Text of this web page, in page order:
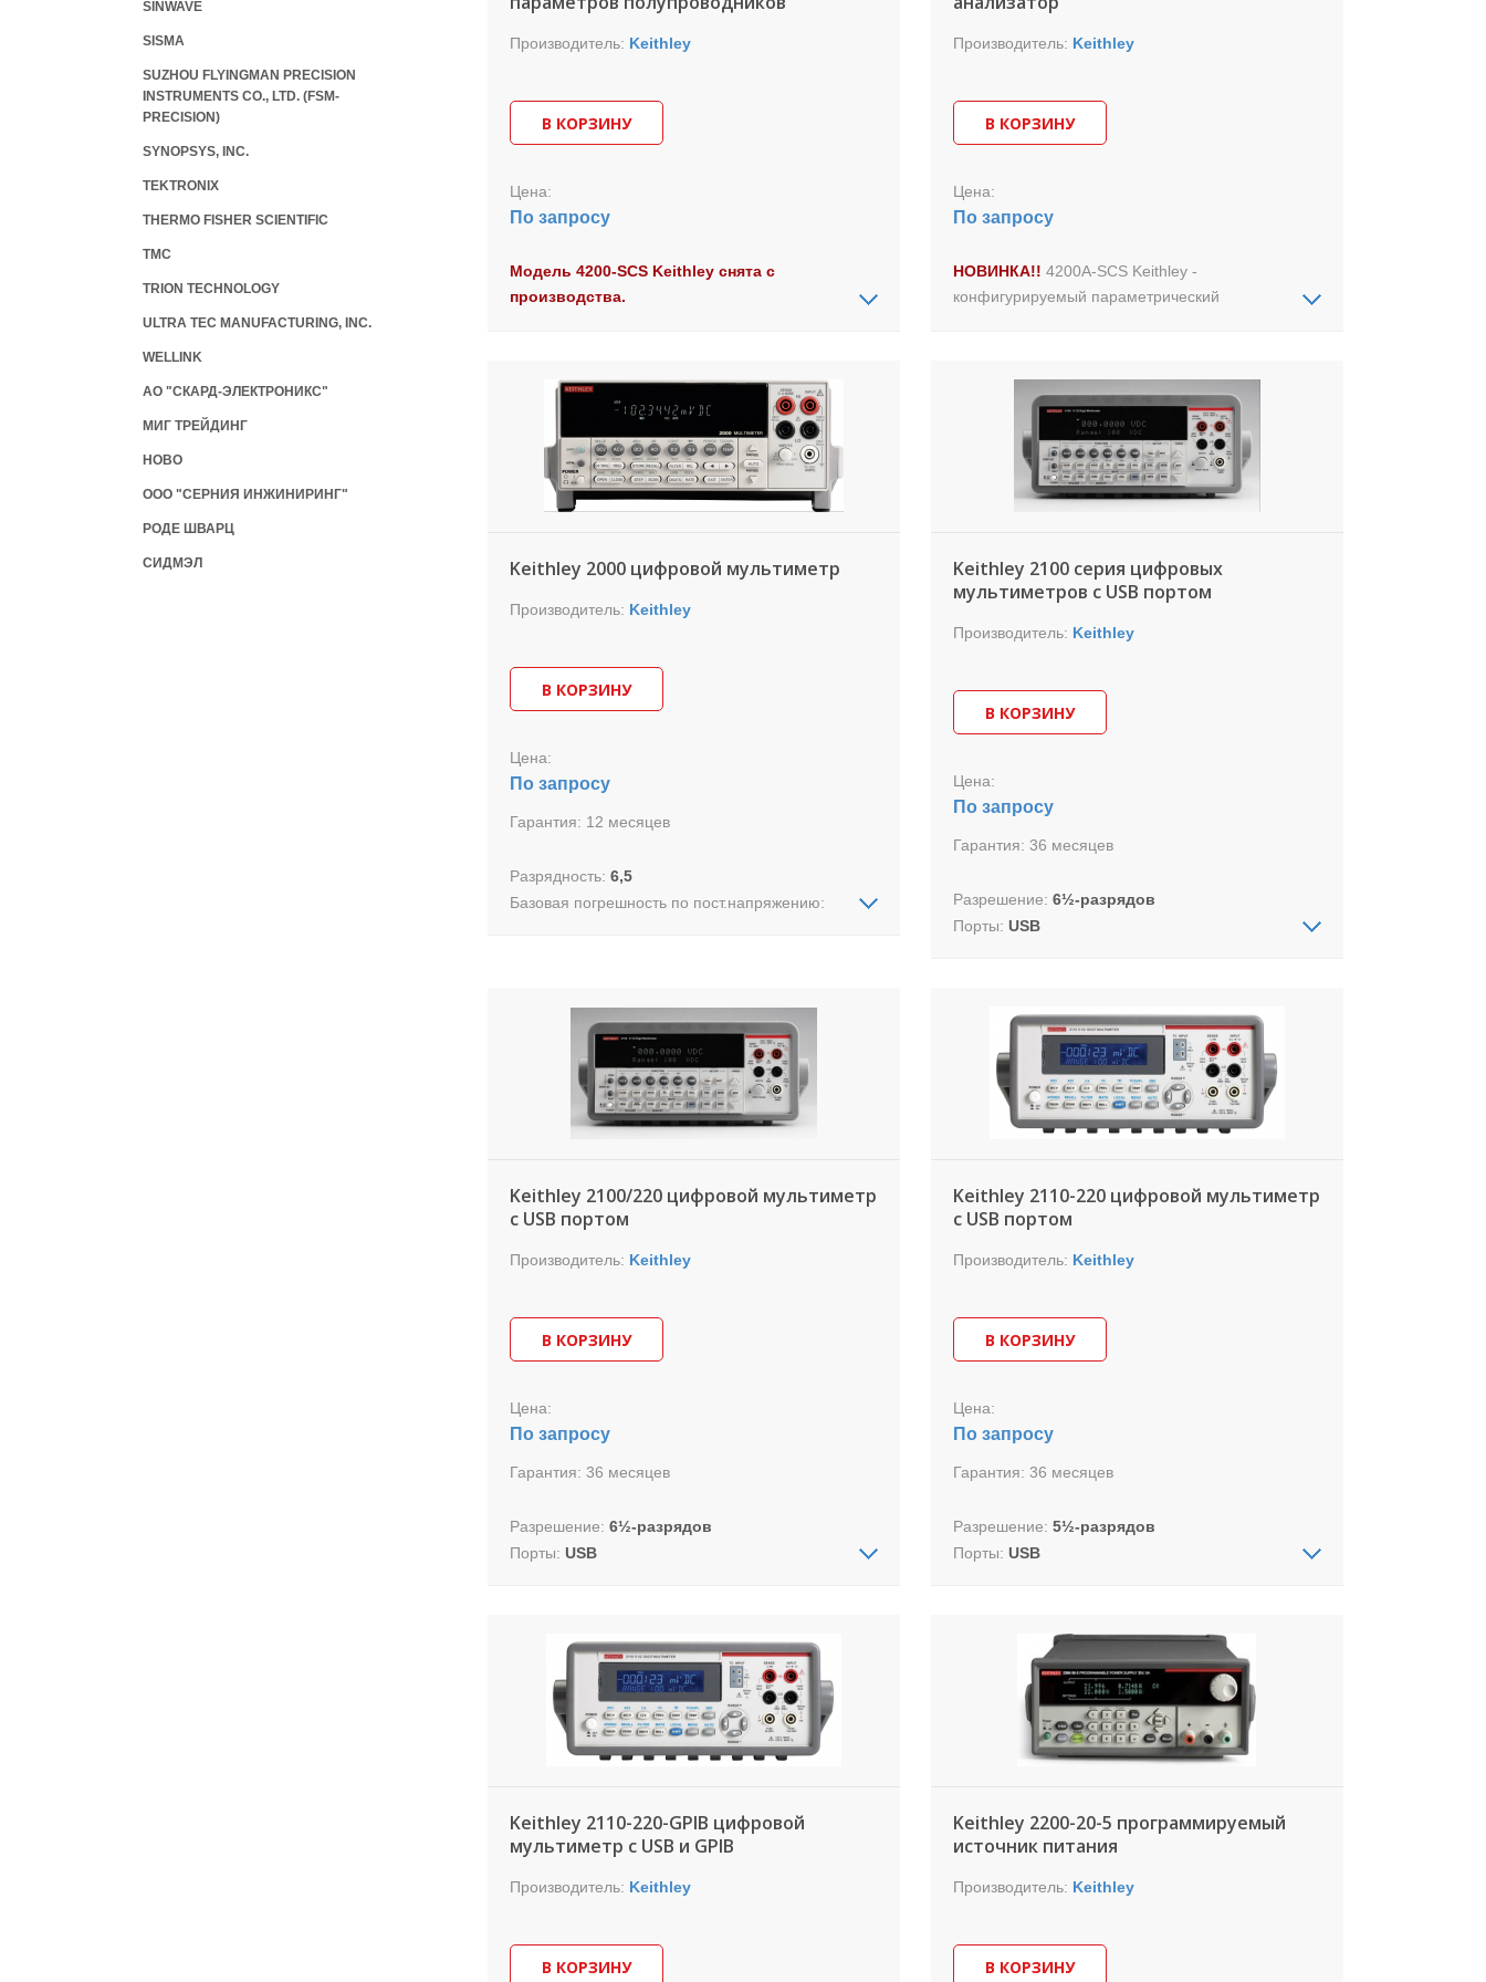
Производитель: Keithley
В КОРЗИНУ
Цена:
По запросу
Модель 4200-SCS Keithley снята с
производства.
полупроводников (характериограф),
обеспечивающая профессиональное снятие
вольтамперных, вольтфарадных и импульсных
характеристик полупроводниковых приборов.
Предназначается для измерения
технологических процессов.
Производитель: Keithley
В КОРЗИНУ
Цена:
По запросу
НОВИНКА!! 4200A-SCS Keithley -
конфигурируемый параметрический
параметров тех.процессов за счет применения
стандартных процедур измерения и
упрощения измерительных схем.
Keithley 2000 цифровой мультиметр
Производитель: Keithley
В КОРЗИНУ
Цена:
По запросу
Гарантия: 12 месяцев
Разрядность: 6,5
Базовая погрешность по пост.напряжению:
ручных и полуавтоматических измерений с
разрядностью 6,5.
Keithley 2100 серия цифровых
мультиметров с USB портом
Производитель: Keithley
В КОРЗИНУ
Цена:
По запросу
Гарантия: 36 месяцев
Разрешение: 6½-разрядов
Порты: USB
мультиметр настольного формата с 6½
разрядностью и портом USB.
Цена указана за модель 2100/220.
Keithley 2100/220 цифровой мультиметр
с USB портом
Производитель: Keithley
В КОРЗИНУ
Цена:
По запросу
Гарантия: 36 месяцев
Разрешение: 6½-разрядов
Порты: USB
мультиметр настольного формата с 6½
разрядностью и портом USB.
Цена указана за модель 2100/220.
Keithley 2110-220 цифровой мультиметр
с USB портом
Производитель: Keithley
В КОРЗИНУ
Цена:
По запросу
Гарантия: 36 месяцев
Разрешение: 5½-разрядов
Порты: USB
Цифровой мультиметр настольного формата с
5½ разрядностью и портом USB.
Keithley 2110-220-GPIB цифровой
мультиметр с USB и GPIB
Производитель: Keithley
В КОРЗИНУ
Keithley 2200-20-5 программируемый
источник питания
Производитель: Keithley
В КОРЗИНУ
SINWAVE
SISMA
SUZHOU FLYINGMAN PRECISION
INSTRUMENTS CO., LTD. (FSM-
PRECISION)
SYNOPSYS, INC.
TEKTRONIX
THERMO FISHER SCIENTIFIC
TMC
TRION TECHNOLOGY
ULTRA TEC MANUFACTURING, INC.
WELLINK
АО "СКАРД-ЭЛЕКТРОНИКС"
МИГ ТРЕЙДИНГ
НОВО
ООО "СЕРНИЯ ИНЖИНИРИНГ"
РОДЕ ШВАРЦ
СИДМЭЛ